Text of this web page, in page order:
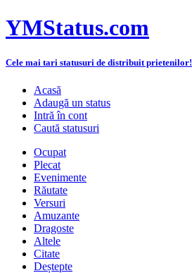
YMStatus.com
Cele mai tari statusuri de distribuit prietenilor!
Acasă
Adaugă un status
Intră în cont
Caută statusuri
Ocupat
Plecat
Evenimente
Răutate
Versuri
Amuzante
Dragoste
Altele
Citate
Deștepte